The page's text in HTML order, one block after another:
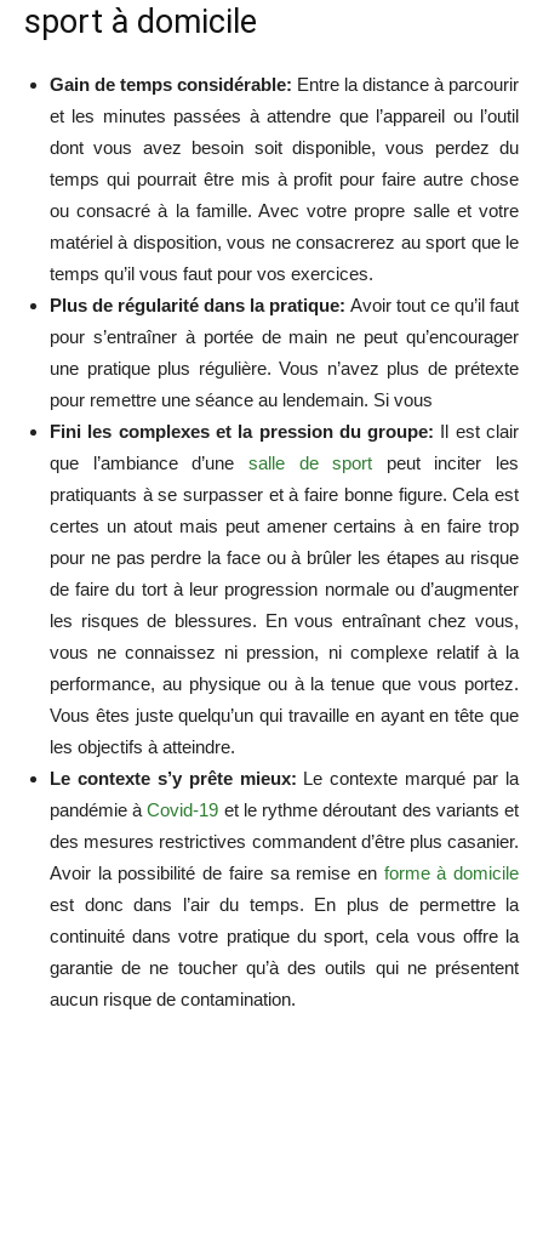
sport à domicile
Gain de temps considérable: Entre la distance à parcourir
et les minutes passées à attendre que l’appareil ou l’outil
dont vous avez besoin soit disponible, vous perdez du
temps qui pourrait être mis à profit pour faire autre chose
ou consacré à la famille. Avec votre propre salle et votre
matériel à disposition, vous ne consacrerez au sport que le
temps qu’il vous faut pour vos exercices.
Plus de régularité dans la pratique: Avoir tout ce qu’il faut
pour s’entraîner à portée de main ne peut qu’encourager
une pratique plus régulière. Vous n’avez plus de prétexte
pour remettre une séance au lendemain. Si vous
Fini les complexes et la pression du groupe: Il est clair
que l’ambiance d’une salle de sport peut inciter les
pratiquants à se surpasser et à faire bonne figure. Cela est
certes un atout mais peut amener certains à en faire trop
pour ne pas perdre la face ou à brûler les étapes au risque
de faire du tort à leur progression normale ou d’augmenter
les risques de blessures. En vous entraînant chez vous,
vous ne connaissez ni pression, ni complexe relatif à la
performance, au physique ou à la tenue que vous portez.
Vous êtes juste quelqu’un qui travaille en ayant en tête que
les objectifs à atteindre.
Le contexte s’y prête mieux: Le contexte marqué par la
pandémie àCovid-19 et le rythme déroutant des variants et
des mesures restrictives commandent d’être plus casanier.
Avoir la possibilité de faire sa remise en forme à domicile
est donc dans l’air du temps. En plus de permettre la
continuité dans votre pratique du sport, cela vous offre la
garantie de ne toucher qu’à des outils qui ne présentent
aucun risque de contamination.